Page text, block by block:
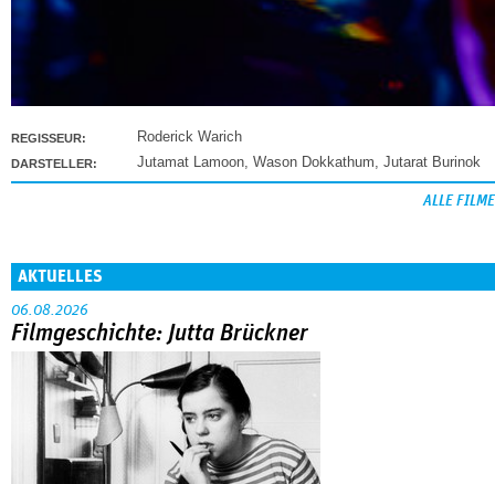
REGISSEUR: Roderick Warich
DARSTELLER: Jutamat Lamoon, Wason Dokkathum, Jutarat Burinok
ALLE FILME
AKTUELLES
06.08.2026
Filmgeschichte: Jutta Brückner